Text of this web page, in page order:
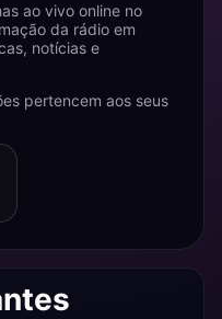
ao vivo online no
da rádio em
notícias e
pertencem aos seus